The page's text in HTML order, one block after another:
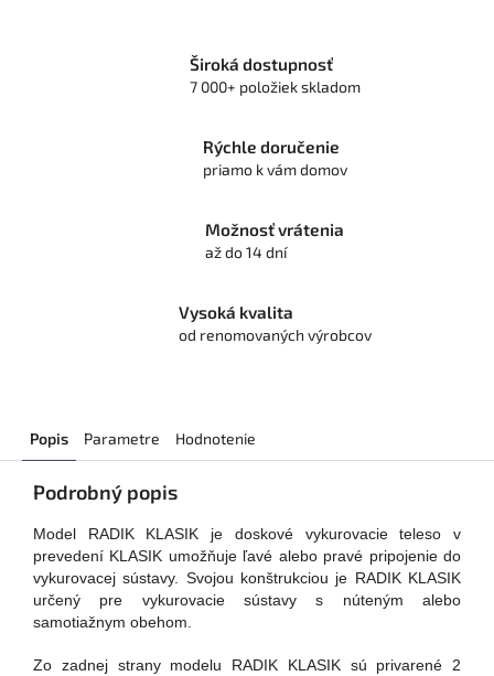
Široká dostupnosť
7 000+ položiek skladom
Rýchle doručenie
priamo k vám domov
Možnosť vrátenia
až do 14 dní
Vysoká kvalita
od renomovaných výrobcov
Popis Parametre Hodnotenie
Podrobný popis
Model RADIK KLASIK je doskové vykurovacie teleso v
prevedení KLASIK umožňuje ľavé alebo pravé pripojenie do
vykurovacej sústavy. Svojou konštrukciou je RADIK KLASIK
určený pre vykurovacie sústavy s núteným alebo
samotiažnym obehom.
Zo zadnej strany modelu RADIK KLASIK sú privarené 2